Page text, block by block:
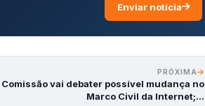
Enviar notícia
PRÓXIMA
Comissão vai debater possível mudança no
Marco Civil da Internet;…